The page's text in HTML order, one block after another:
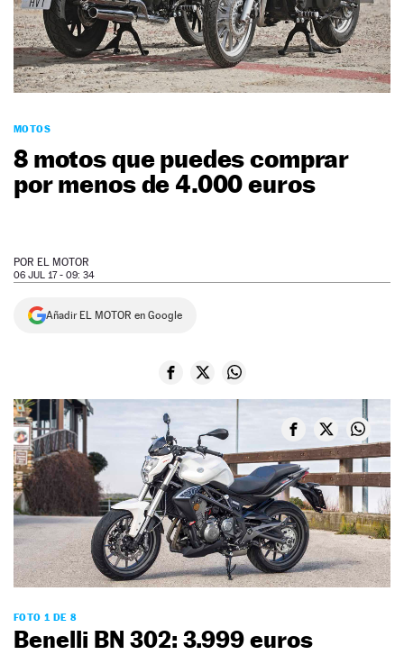
NEWSLETTER
SÍGUENOS
MOTOS
8 motos que puedes comprar
por menos de 4.000 euros
POR EL MOTOR
06 JUL 17 - 09: 34
Añadir EL MOTOR en Google
FOTO 1 DE 8
Benelli BN 302: 3.999 euros